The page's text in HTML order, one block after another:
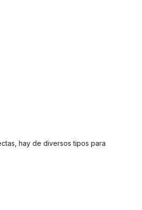
hay de diversos tipos para